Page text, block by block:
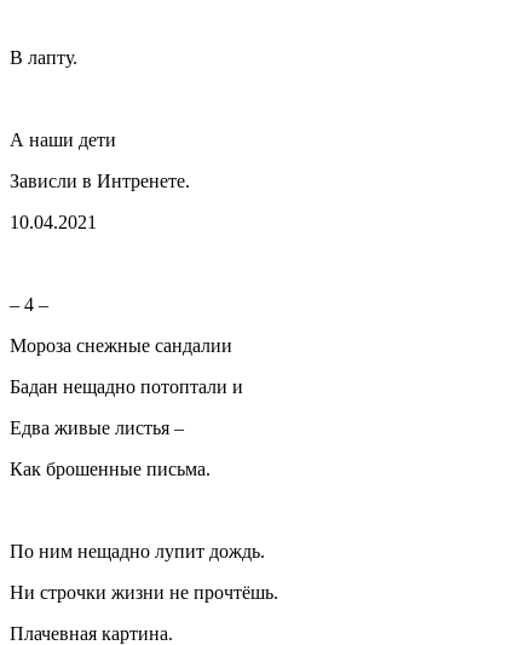
В лапту.
А наши дети
Зависли в Интренете.
10.04.2021
– 4 –
Мороза снежные сандалии
Бадан нещадно потоптали и
Едва живые листья –
Как брошенные письма.
По ним нещадно лупит дождь.
Ни строчки жизни не прочтёшь.
Плачевная картина.